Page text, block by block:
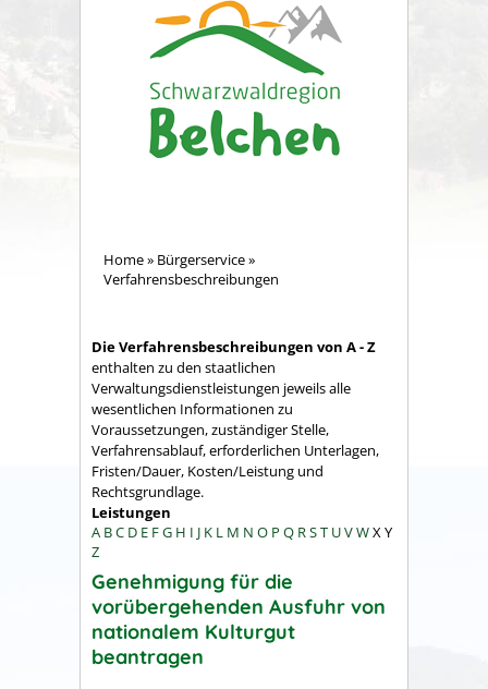
Home» Bürgerservice»
Verfahrensbeschreibungen
Die Verfahrensbeschreibungen von A - Z
enthalten zu den staatlichen
Verwaltungsdienstleistungen jeweils alle
wesentlichen Informationen zu
Voraussetzungen, zuständiger Stelle,
Verfahrensablauf, erforderlichen Unterlagen,
Fristen/Dauer, Kosten/Leistung und
Rechtsgrundlage.
Leistungen
A BC D E FG H I J K L M N O P Q RST UVWX Y
Z
Genehmigung für die
vorübergehenden Ausfuhr von
nationalem Kulturgut
beantragen